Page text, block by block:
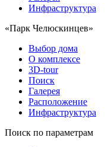
Инфраструктура
«Парк Челюскинцев»
Выбор дома
О комплексе
3D-tour
Поиск
Галерея
Расположение
Инфраструктура
Поиск по параметрам